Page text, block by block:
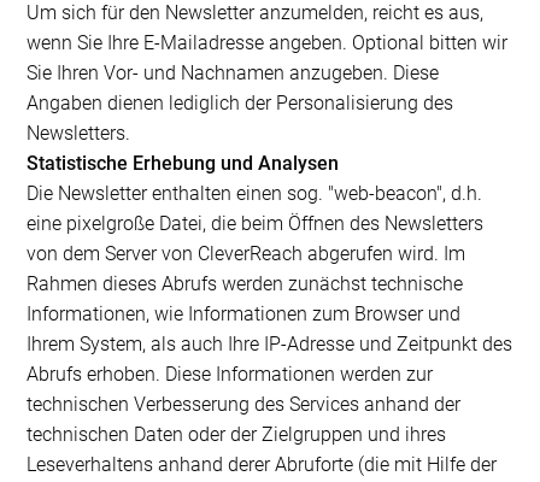
Um sich für den Newsletter anzumelden, reicht es aus,
wenn Sie Ihre E-Mailadresse angeben. Optional bitten wir
Sie Ihren Vor- und Nachnamen anzugeben. Diese
Angaben dienen lediglich der Personalisierung des
Newsletters.
Statistische Erhebung und Analysen
Die Newsletter enthalten einen sog. "web-beacon", d.h.
eine pixelgroße Datei, die beim Öffnen des Newsletters
von dem Server von CleverReach abgerufen wird. Im
Rahmen dieses Abrufs werden zunächst technische
Informationen, wie Informationen zum Browser und
Ihrem System, als auch Ihre IP-Adresse und Zeitpunkt des
Abrufs erhoben. Diese Informationen werden zur
technischen Verbesserung des Services anhand der
technischen Daten oder der Zielgruppen und ihres
Leseverhaltens anhand derer Abruforte (die mit Hilfe der